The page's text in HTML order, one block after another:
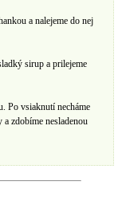
a nalejeme do nej
sirup a prilejeme
Po vsiaknutí necháme
zdobíme nesladenou